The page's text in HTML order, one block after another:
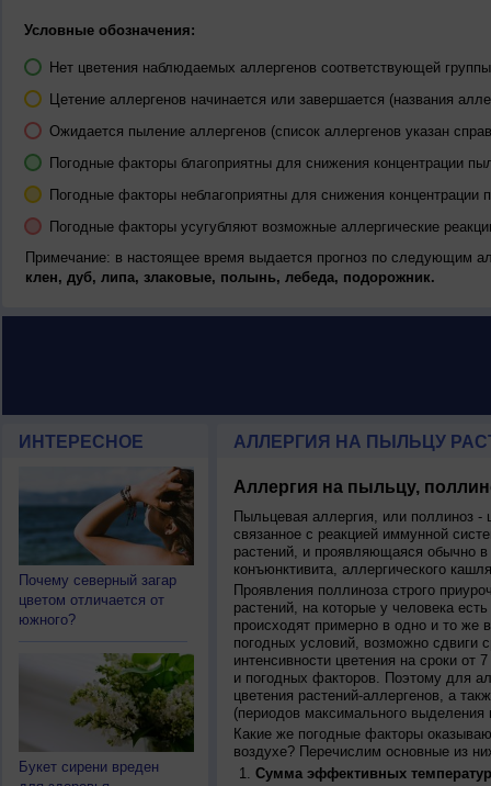
Условные обозначения:
Нет цветения наблюдаемых аллергенов соответствующей
Цетение аллергенов начинается или завершается (названия
Ожидается пыление аллергенов (список аллергенов указан
Погодные факторы благоприятны для снижения концентрации
Погодные факторы неблагоприятны для снижения концентрации
Погодные факторы усугубляют возможные аллергические
Примечание: в настоящее время выдается прогноз по следующим
клен, дуб, липа, злаковые, полынь, лебеда, подорожник.
ИНТЕРЕСНОЕ
Почему северный загар
цветом отличается от
южного?
Букет сирени вреден
АЛЛЕРГИЯ НА ПЫЛЬЦУ
Аллергия на пыльцу,
Пыльцевая аллергия, или поллиноз -
связанное с реакцией иммунной
растений, и проявляющаяся обычно
конъюнктивита, аллергического
Проявления поллиноза строго
растений, на которые у человека
происходят примерно в одно и то же
погодных условий, возможно сдвиги
интенсивности цветения на сроки от
и погодных факторов. Поэтому для
цветения растений-аллергенов, а
(периодов максимального
Какие же погодные факторы
воздухе? Перечислим основные из
Сумма эффективных